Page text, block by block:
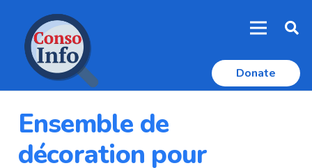
Donate
Ensemble de
décoration pour